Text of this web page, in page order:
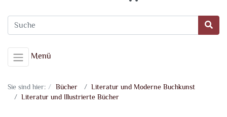
Menü
Sie sind hier: Bücher
Literatur und Moderne Buchkunst
Literatur und Illustrierte Bücher